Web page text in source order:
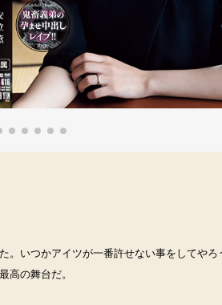
いつかアイツが一番許せない事をしてや
高の舞台だ。